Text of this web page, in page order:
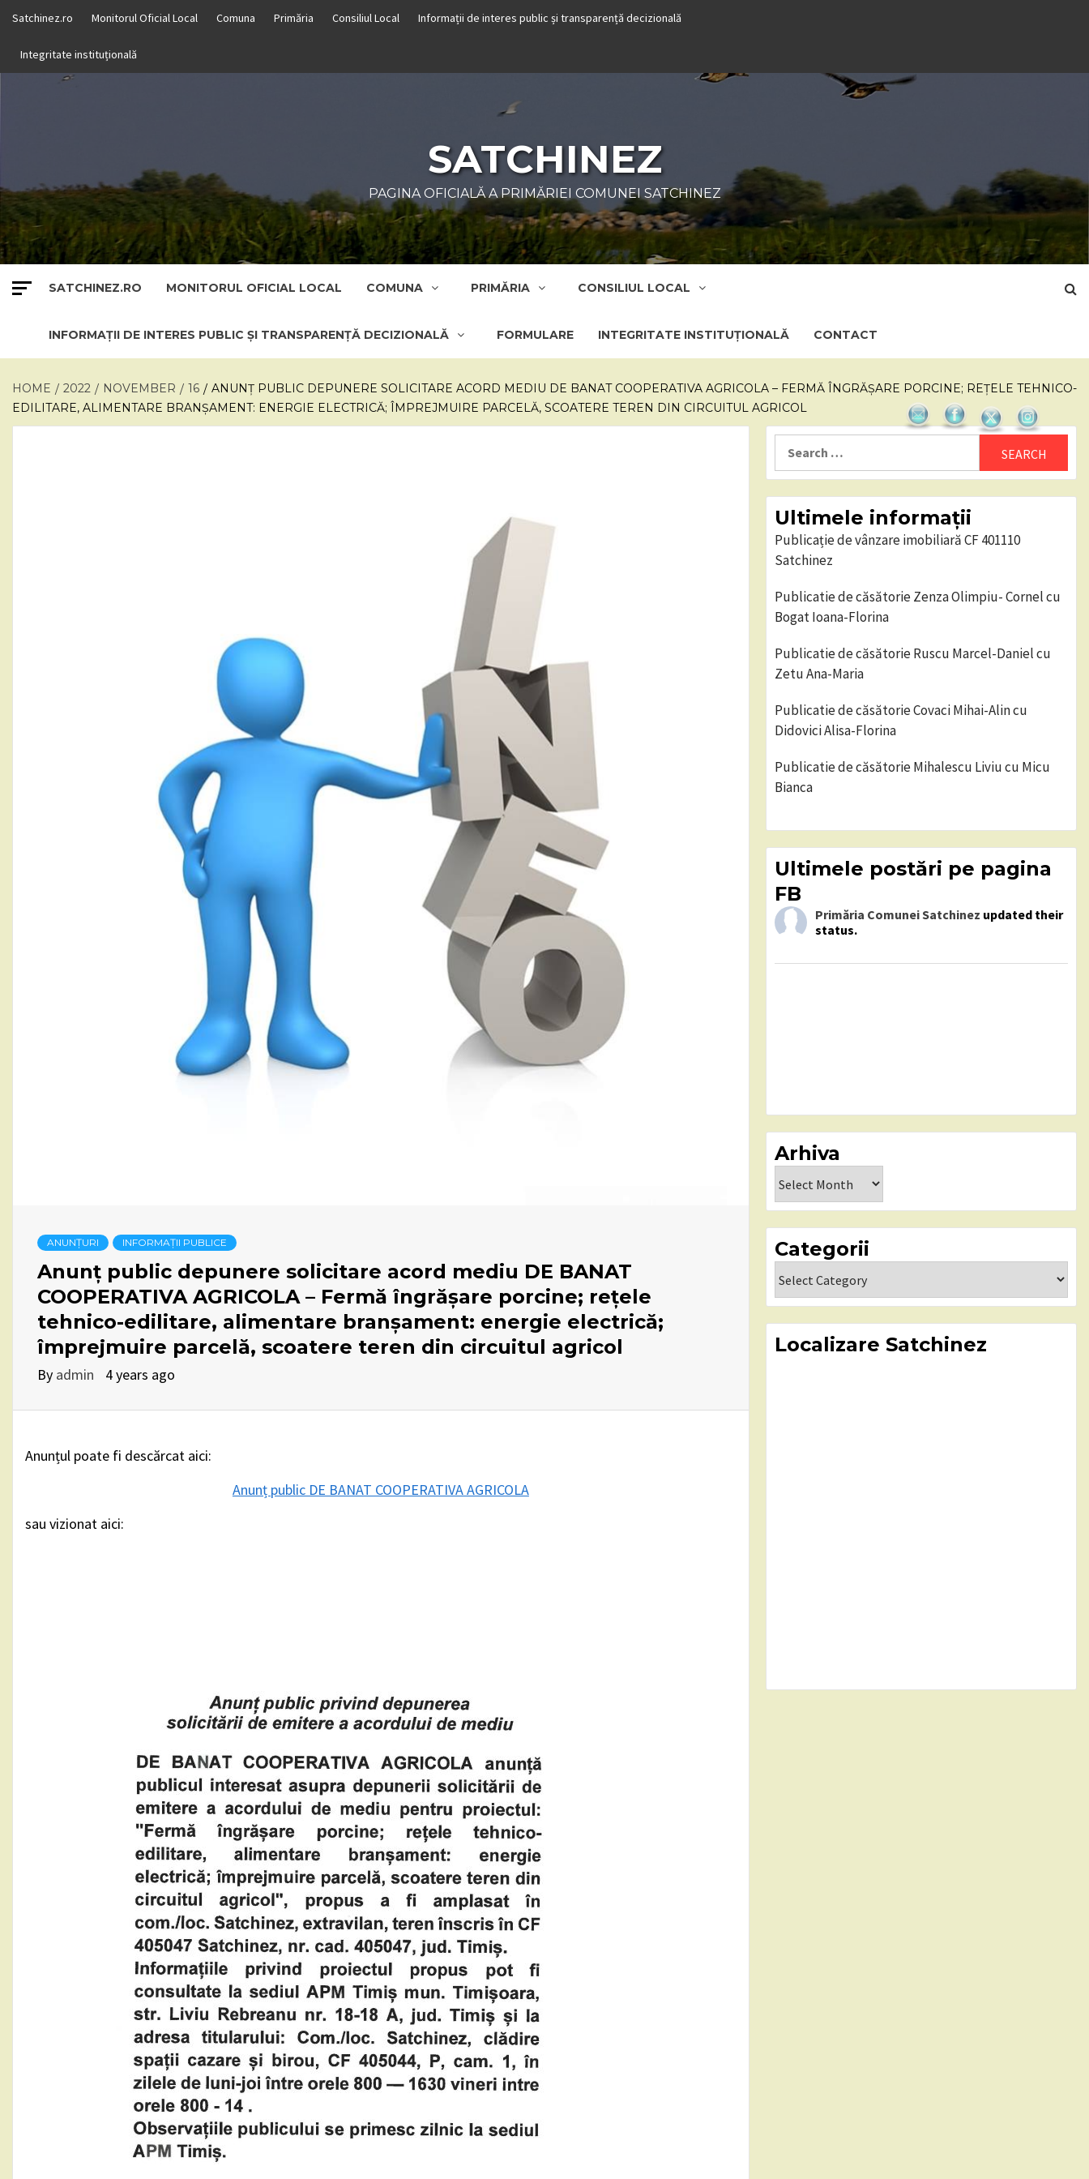
content
Satchinez.ro Monitorul Oficial Local Comuna Primăria Consiliul Local Informații de interes public și transparență decizională
Integritate instituțională
SATCHINEZ
PAGINA OFICIALĂ A PRIMĂRIEI COMUNEI SATCHINEZ
SATCHINEZ.RO MONITORUL OFICIAL LOCAL COMUNA PRIMĂRIA CONSILIUL LOCAL
INFORMAȚII DE INTERES PUBLIC ȘI TRANSPARENȚĂ DECIZIONALĂ FORMULARE INTEGRITATE INSTITUȚIONALĂ CONTACT
HOME 2022 NOVEMBER 16
ANUNȚ PUBLIC DEPUNERE SOLICITARE ACORD MEDIU DE BANAT COOPERATIVA AGRICOLA – FERMĂ ÎNGRĂȘARE PORCINE; REȚELE TEHNICO-
EDILITARE, ALIMENTARE BRANȘAMENT: ENERGIE ELECTRICĂ; ÎMPREJMUIRE PARCELĂ, SCOATERE TEREN DIN CIRCUITUL AGRICOL
ANUNȚURI INFORMAȚII PUBLICE
Anunț public depunere solicitare acord mediu DE BANAT
COOPERATIVA AGRICOLA – Fermă îngrășare porcine; rețele
tehnico-edilitare, alimentare branșament: energie electrică;
împrejmuire parcelă, scoatere teren din circuitul agricol
By admin 4 years ago
Anunțul poate fi descărcat aici:
Anunț public DE BANAT COOPERATIVA AGRICOLA
sau vizionat aici:
Ultimele informații
Publicație de vânzare imobiliară CF 401110
Satchinez
Publicatie de căsătorie Zenza Olimpiu- Cornel cu
Bogat Ioana-Florina
Publicatie de căsătorie Ruscu Marcel-Daniel cu
Zetu Ana-Maria
Publicatie de căsătorie Covaci Mihai-Alin cu
Didovici Alisa-Florina
Publicatie de căsătorie Mihalescu Liviu cu Micu
Bianca
Ultimele postări pe pagina
FB
Primăria Comunei Satchinez updated their
status.
Arhiva
Categorii
Localizare Satchinez